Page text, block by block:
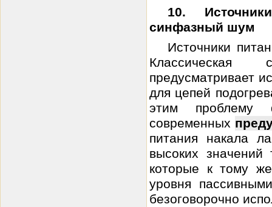
10.
синфазный шум
Источники
Классическая
предусматривает
для цепей
этим проблему
современных
питания накала
высоких
которые к тому
уровня
безоговорочно